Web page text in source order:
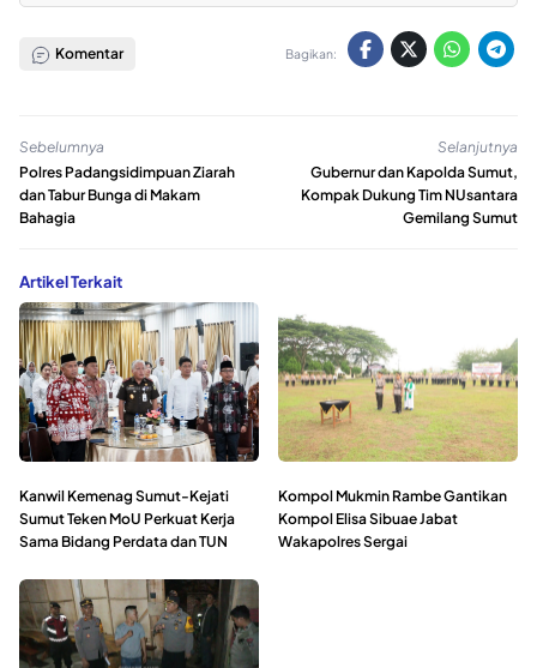
Komentar Bagikan:
Sebelumnya
Polres Padangsidimpuan Ziarah
dan Tabur Bunga di Makam
Bahagia
Selanjutnya
Gubernur dan Kapolda Sumut,
Kompak Dukung Tim NUsantara
Gemilang Sumut
Artikel Terkait
Kanwil Kemenag Sumut-Kejati
Sumut Teken MoU Perkuat Kerja
Sama Bidang Perdata dan TUN
Kompol Mukmin Rambe Gantikan
Kompol Elisa Sibuae Jabat
Wakapolres Sergai